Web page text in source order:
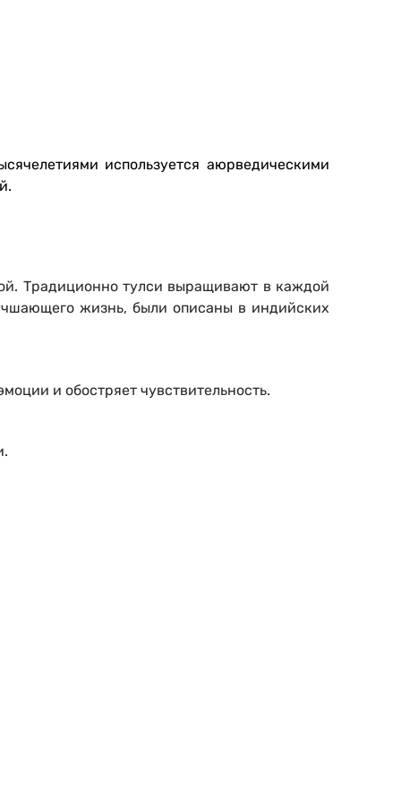
используется аюрведическими
Традиционно тулси выращивают в каждой
жизнь, были описаны в индийских
и обостряет чувствительность.